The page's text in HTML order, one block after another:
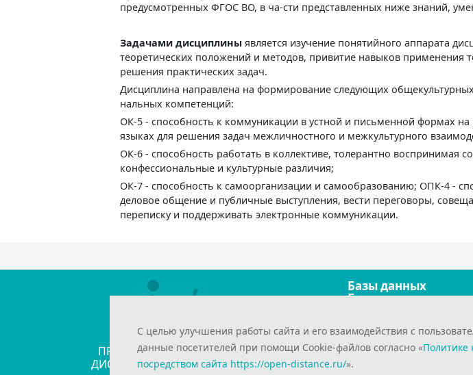
предусмотренных ФГОС ВО, в ча-сти представленных ниже знаний,
Задачами дисциплиныявляется изучение понятийного аппарата
теоретических положений и методов, привитие навыков применения
решения практических задач.
Дисциплина направлена на формирование следующих
нальных компетенций:
ОК-5 - способность к коммуникации в устной и письменной формах
языках для решения задач межличностного и межкультурного
ОК-6 - способность работать в коллективе, толерантно воспринимая
конфессиональные и культурные различия;
ОК-7 - способность к самоорганизации и самообразованию; ОПК-4 -
деловое общение и публичные выступления, вести переговоры,
переписку и поддерживать электронные коммуникации.
ИНТЕЛЛЕКТУАЛЬНАЯ
ПРОГРАММНАЯ ПЛАТФОРМА
ДИСТАНЦИОННОГО ОБУЧЕНИЯ
Базы данных
Безопасность
Инновационный
Интернет-
Информационные
С целью улучшения работы сайта и его взаимодействия с
данные посетителей при помощи Cookie-файлов согласно «Политике
посредством сайта https://open-distance.ru/».